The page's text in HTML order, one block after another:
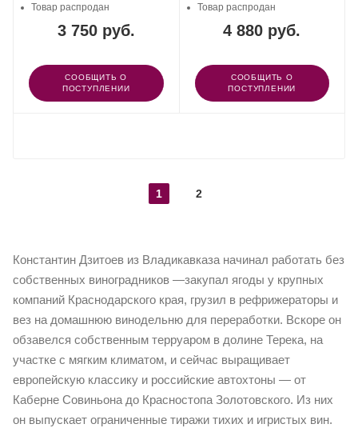
3 750 руб.
Товар распродан
СООБЩИТЬ О
ПОСТУПЛЕНИИ
4 880 руб.
Товар распродан
СООБЩИТЬ О
ПОСТУПЛЕНИИ
1 2
Константин Дзитоев из Владикавказа начинал работать без
собственных виноградников —закупал ягоды у крупных
компаний Краснодарского края, грузил в рефрижераторы и
вез на домашнюю винодельню для переработки. Вскоре он
обзавелся собственным терруаром в долине Терека, на
участке с мягким климатом, и сейчас выращивает
европейскую классику и российские автохтоны — от
Каберне Совиньона до Красностопа Золотовского. Из них
он выпускает ограниченные тиражи тихих и игристых вин.